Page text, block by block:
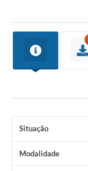
Situação
Modalidade